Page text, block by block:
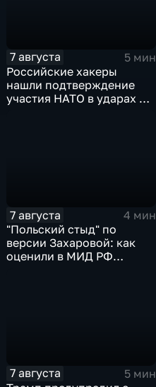
7 августа
5 мин
Российские хакеры
нашли подтверждение
участия НАТО в ударах по
7 августа
4 мин
"Польский стыд" по
версии Захаровой: как
оценили в МИД РФ
7 августа
5 мин